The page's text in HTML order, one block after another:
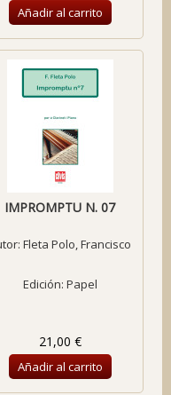
Añadir al carrito
IMPROMPTU N. 07
Fleta Polo, Francisco
Edición: Papel
21,00 €
Añadir al carrito